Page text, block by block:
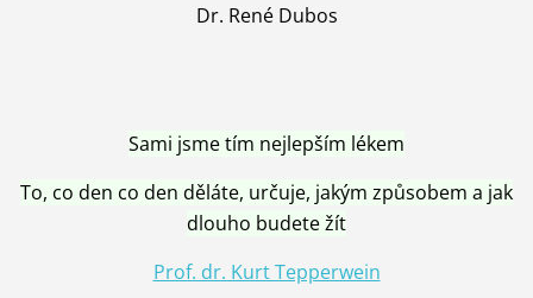
Dr. René Dubos
Sami jsme tím nejlepším lékem
To, co den co den děláte, určuje, jakým způsobem a jak
dlouho budete žít
Prof. dr. Kurt Tepperwein